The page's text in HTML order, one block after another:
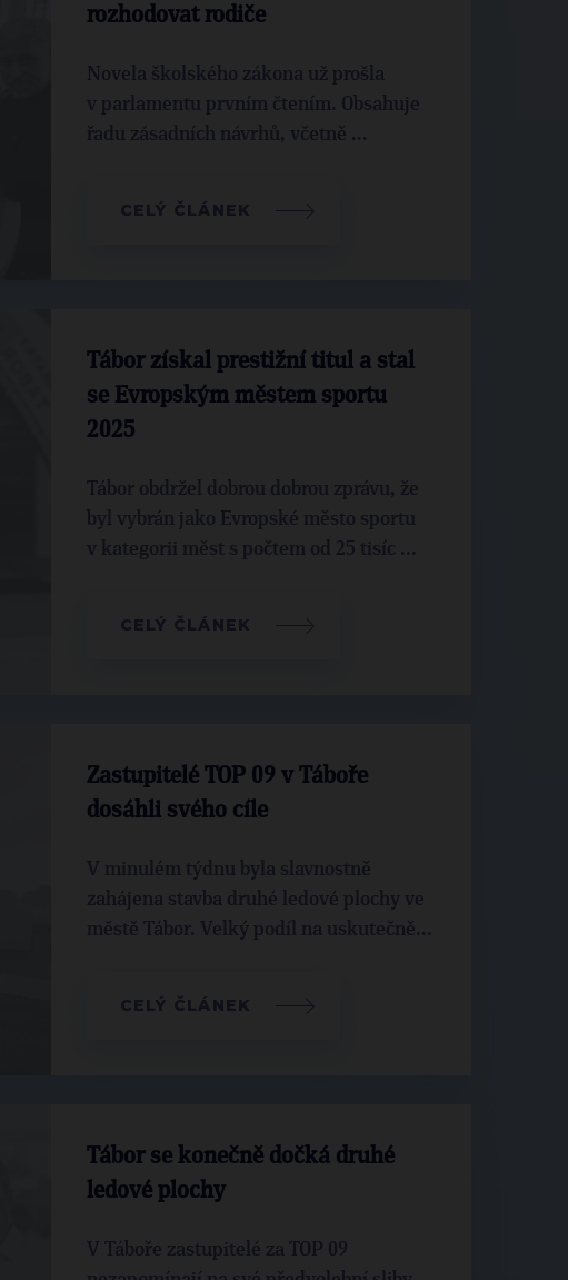
rozhodovat rodiče
Novela školského zákona už prošla
v parlamentu prvním čtením. Obsahuje
řadu zásadních návrhů, včetně ...
CELÝ ČLÁNEK
Tábor získal prestižní titul a stal
se Evropským městem sportu
2025
Tábor obdržel dobrou dobrou zprávu, že
byl vybrán jako Evropské město sportu
v kategorii měst s počtem od 25 tisíc ...
CELÝ ČLÁNEK
Zastupitelé TOP 09 v Táboře
dosáhli svého cíle
V minulém týdnu byla slavnostně
zahájena stavba druhé ledové plochy ve
městě Tábor. Velký podíl na uskutečně...
CELÝ ČLÁNEK
Tábor se konečně dočká druhé
ledové plochy
V Táboře zastupitelé za TOP 09